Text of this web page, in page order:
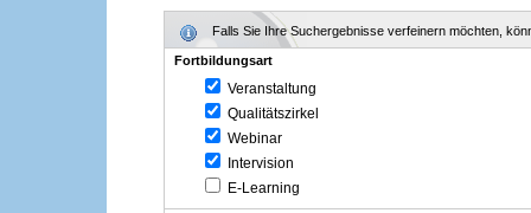
Falls Sie Ihre Suchergebnisse verfeinern möchten,
Fortbildungsart
Veranstaltung
Qualitätszirkel
Webinar
Intervision
E-Learning